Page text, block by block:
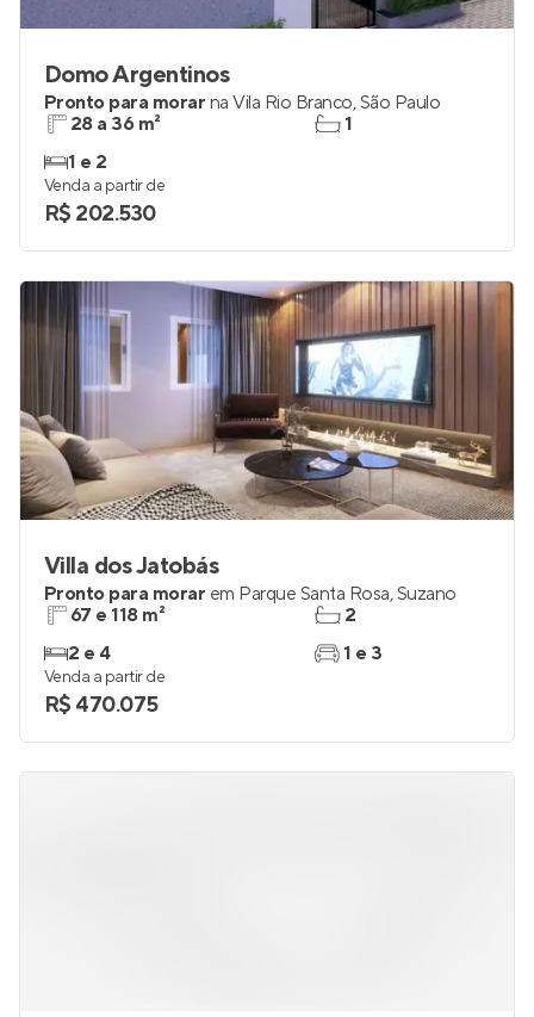
Domo Argentinos
Pronto para morar na Vila Rio Branco,São Paulo
28 a 36 m²
1 e 2
1
Venda a partir de
R$ 202.530
Villa dos Jatobás
Pronto para morar em Parque Santa Rosa,Suzano
67 e 118 m²
2 e 4
2
1 e 3
Venda a partir de
R$ 470.075